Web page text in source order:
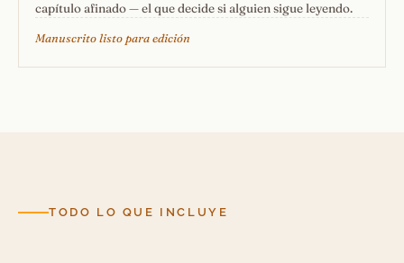
capítulo afinado — el que decide si alguien sigue leyendo.
Manuscrito listo para edición
TODO LO QUE INCLUYE